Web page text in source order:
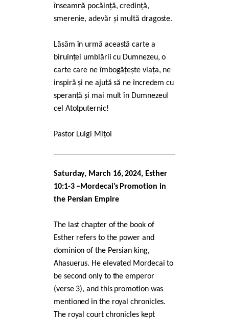
înseamnă pocăință, credință,
smerenie, adevăr și multă dragoste.
Lăsăm în urmă această carte a
biruinței umblării cu Dumnezeu, o
carte care ne îmbogățește viața, ne
inspiră și ne ajută să ne încredem cu
speranță și mai mult în Dumnezeul
cel Atotputernic!
Pastor Luigi Mițoi
Saturday, March 16, 2024, Esther
10:1-3 –Mordecai’s Promotion in
the Persian Empire
The last chapter of the book of
Esther refers to the power and
dominion of the Persian king,
Ahasuerus. He elevated Mordecai to
be second only to the emperor
(verse 3), and this promotion was
mentioned in the royal chronicles.
The royal court chronicles kept